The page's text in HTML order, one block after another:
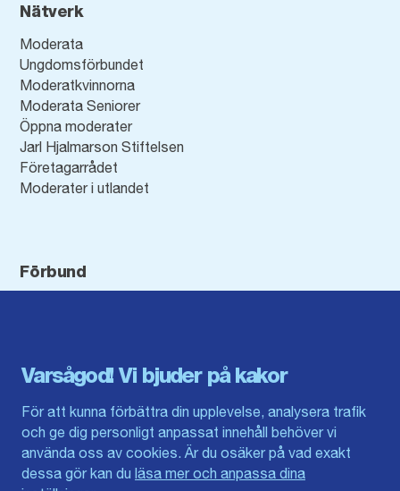
Varsågod! Vi bjuder på kakor
För att kunna förbättra din upplevelse, analysera trafik
och ge dig personligt anpassat innehåll behöver vi
använda oss av cookies. Är du osäker på vad exakt
dessa gör kan du läsa mer och anpassa dina
Nätverk
Moderata
Ungdomsförbundet
Moderatkvinnorna
Moderata Seniorer
Öppna moderater
Jarl Hjalmarson Stiftelsen
Företagarrådet
Moderater i utlandet
Förbund
Gävleborg
Halland
Jämtlands län
Jönköpings län
Kalmar län
Kronobergs län
Värmlands län
Västerbotten
Västra Götaland
Västernorrland
Västmanland
Örebro län